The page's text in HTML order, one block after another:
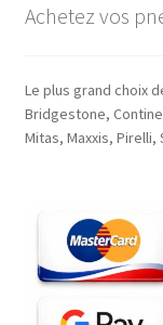
Achetez vos
Le plus grand choix
Bridgestone,
Mitas, Maxxis, Pirelli,